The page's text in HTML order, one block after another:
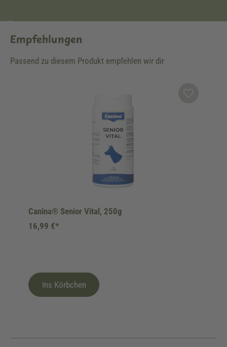
Empfehlungen
Passend zu diesem Produkt empfehlen wir dir
Canina® Senior Vital, 250g
16,99 €*
Ins Körbchen